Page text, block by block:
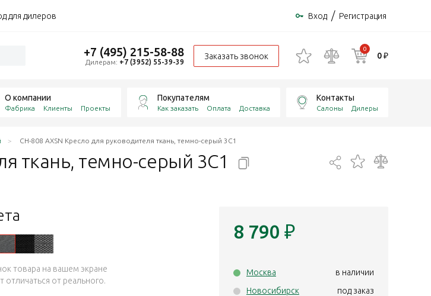
для дилеров Вход / Регистрация
+7 (495) 215-58-88
Дилерам: +7 (3952) 55-39-39
Заказать звонок
0
0 ₽
О компании
Фабрика Клиенты Проекты
Покупателям
Как заказать Оплата Доставка
Контакты
Салоны Дилеры
CH-808 AXSN Кресло для руководителя ткань, темно-серый 3C1
ткань, темно-серый 3C1
товара на вашем экране
отличаться от реального.
8 790 ₽
Москва
в наличии
Новосибирск
под заказ